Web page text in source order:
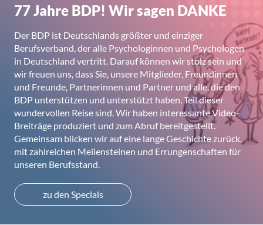
77 Jahre BDP! Wir sagen DANKE
Der BDP ist Deutschlands größter und einziger
Berufsverband, der alle Psychologinnen und Psychologen
in Deutschland vertritt. Darauf können wir stolz sein und
wir freuen uns, dass Sie, unsere Mitglieder, Freundinnen
und Freunde, Partnerinnen und Partner und alle, die den
BDP unterstützen und unterstützt haben, Teil dieser
wundervollen Reise sind. Wir haben interessante Video-
Breiträge produziert und zum Abruf bereitgestellt.
Gemeinsam blicken wir auf eine lange Geschichte zurück,
mit zahlreichen Meilensteinen und Errungenschaften für
unseren Berufsstand.
zu den Specials